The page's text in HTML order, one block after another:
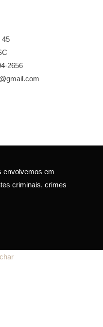
45
2656
envolvemos em
criminais, crimes